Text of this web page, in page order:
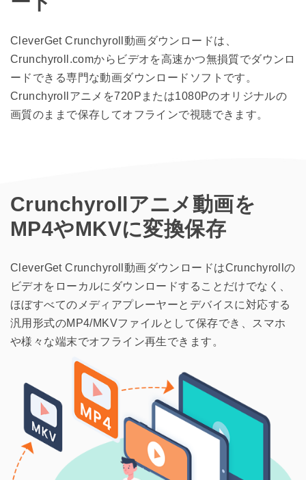
CleverGet Crunchyroll動画ダウンロードは、
Crunchyroll.comからビデオを高速かつ無損質でダウンロ
ードできる専門な動画ダウンロードソフトです。
Crunchyrollアニメを720Pまたは1080Pのオリジナルの
画質のままで保存してオフラインで視聴できます。
Crunchyrollアニメ動画を
MP4やMKVに変換保存
CleverGet Crunchyroll動画ダウンロードはCrunchyrollの
ビデオをローカルにダウンロードすることだけでなく、
ほぼすべてのメディアプレーヤーとデバイスに対応する
汎用形式のMP4/MKVファイルとして保存でき、スマホ
や様々な端末でオフライン再生できます。